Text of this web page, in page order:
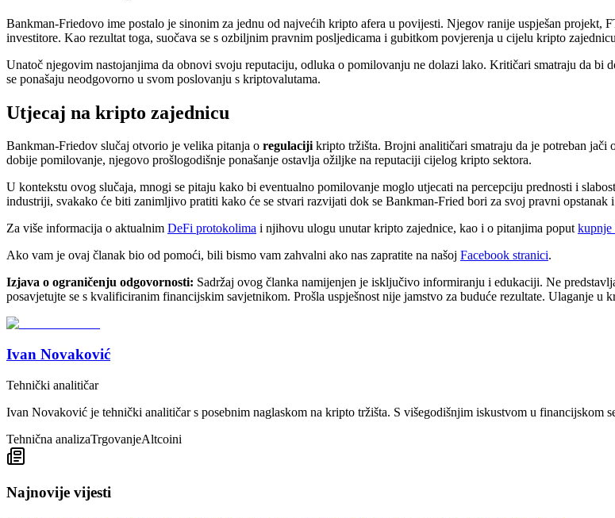
Bankman-Friedovo ime postalo je sinonim za jednu od najvećih kripto afera u povijesti. Njegov ranije uspješan
investitore. Kao rezultat toga, suočava se s ozbiljnim pravnim posljedicama i gubitkom povjerenja u cijelu kripto
Unatoč njegovim nastojanjima da obnovi svoju reputaciju, odluka o pomilovanju ne dolazi lako. Kritičari smatraju da bi
se ponašaju neodgovorno u svom poslovanju s kriptovalutama.
Utjecaj na kripto zajednicu
Bankman-Friedov slučaj otvorio je velika pitanja o regulacijikripto tržišta. Brojni analitičari smatraju da je potreban jači
dobije pomilovanje, njegovo prošlogodišnje ponašanje ostavlja ožiljke na reputaciji cijelog kripto sektora.
U kontekstu ovog slučaja, mnogi se pitaju kako bi eventualno pomilovanje moglo utjecati na percepciju prednosti i
industriji, svakako će biti zanimljivo pratiti kako će se stvari razvijati dok se Bankman-Fried bori za svoj pravni opstanak
Za više informacija o aktualnim DeFi protokolima i njihovu ulogu unutar kripto zajednice, kao i o pitanjima poputkupnje
Ako vam je ovaj članak bio od pomoći, bili bismo vam zahvalni ako nas zapratite na našoj Facebook stranici.
Izjava o ograničenju odgovornosti: Sadržaj ovog članka namijenjen je isključivo informiranju i edukaciji. Ne
posavjetujte se s kvalificiranim financijskim savjetnikom. Prošla uspješnost nije jamstvo za buduće rezultate. Ulaganje u
Ivan Novaković
Tehnički analitičar
Ivan Novaković je tehnički analitičar s posebnim naglaskom na kripto tržišta. S višegodišnjim iskustvom u financijskom
Tehnična analizaTrgovanjeAltcoini
Najnovije vijesti